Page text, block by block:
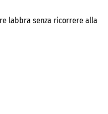
labbra senza ricorrere alla